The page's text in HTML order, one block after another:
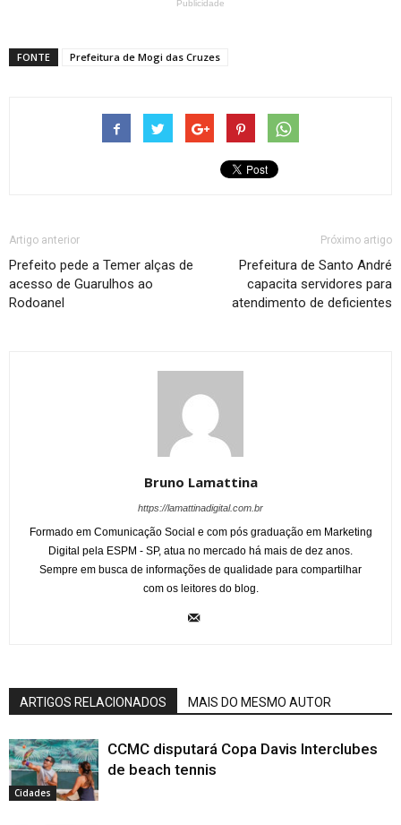
Publicidade
FONTE Prefeitura de Mogi das Cruzes
Artigo anterior
Prefeito pede a Temer alças de
acesso de Guarulhos ao
Rodoanel
Próximo artigo
Prefeitura de Santo André
capacita servidores para
atendimento de deficientes
Bruno Lamattina
https://lamattinadigital.com.br
Formado em Comunicação Social e com pós graduação em Marketing
Digital pela ESPM - SP, atua no mercado há mais de dez anos.
Sempre em busca de informações de qualidade para compartilhar
com os leitores do blog.
ARTIGOS RELACIONADOS MAIS DO MESMO AUTOR
Cidades
CCMC disputará Copa Davis Interclubes
de beach tennis